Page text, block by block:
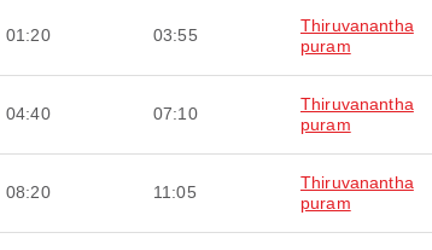
01:20 03:55
Thiruvanantha
puram
04:40 07:10
Thiruvanantha
puram
08:20 11:05
Thiruvanantha
puram